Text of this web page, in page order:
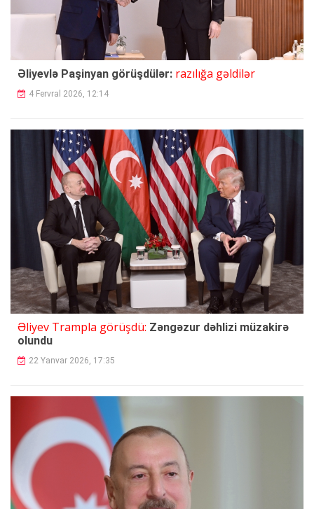
Əliyevlə Paşinyan görüşdülər: razılığa gəldilər
4 Fervral 2026, 12:14
Əliyev Trampla görüşdü: Zəngəzur dəhlizi müzakirə
olundu
22 Yanvar 2026, 17:35